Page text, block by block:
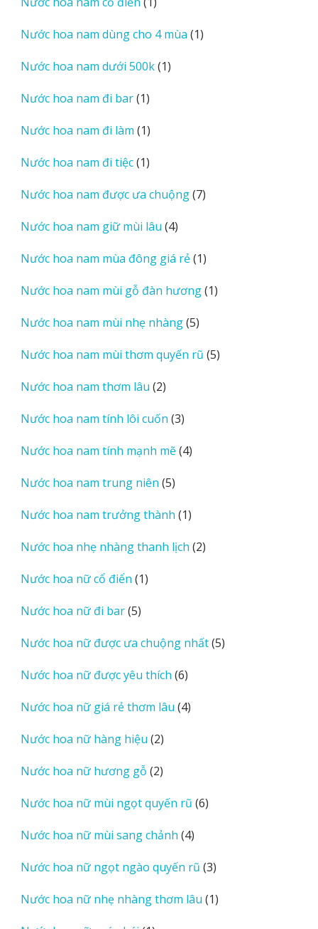
phẩm
phẩm
Nước hoa nam dùng cho 4 mùa 11
Nước hoa nam dưới 500k 11
Nước hoa nam đi bar 11
phẩm
Nước hoa nam đi làm 11
phẩm
Nước hoa nam đi tiệc 11
phẩm
Nước hoa nam được ưa chuộng 77
Nước hoa nam giữ mùi lâu 44
phẩm
Nước hoa nam mùa đông giá rẻ 11
phẩm
Nước hoa nam mùi gỗ đàn hương 11
Nước hoa nam mùi nhẹ nhàng 55
phẩm
Nước hoa nam mùi thơm quyến rũ 55
Nước hoa nam thơm lâu 22
phẩm
Nước hoa nam tính lôi cuốn 33
phẩm
Nước hoa nam tính mạnh mẽ 44
Nước hoa nam trung niên 55
phẩm
Nước hoa nam trưởng thành 11
phẩm
Nước hoa nhẹ nhàng thanh lịch 22
Nước hoa nữ cổ điển 11
Nước hoa nữ đi bar 55
phẩm
Nước hoa nữ được ưa chuộng nhất 55
Nước hoa nữ được yêu thích 66
phẩm
Nước hoa nữ giá rẻ thơm lâu 44
Nước hoa nữ hàng hiệu 22
phẩm
Nước hoa nữ hương gỗ 22
phẩm
Nước hoa nữ mùi ngọt quyến rũ 66
Nước hoa nữ mùi sang chảnh 44
phẩm
Nước hoa nữ ngọt ngào quyến rũ 33
phẩm
Nước hoa nữ nhẹ nhàng thơm lâu 11